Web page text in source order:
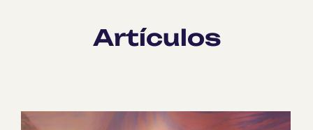
Artículos